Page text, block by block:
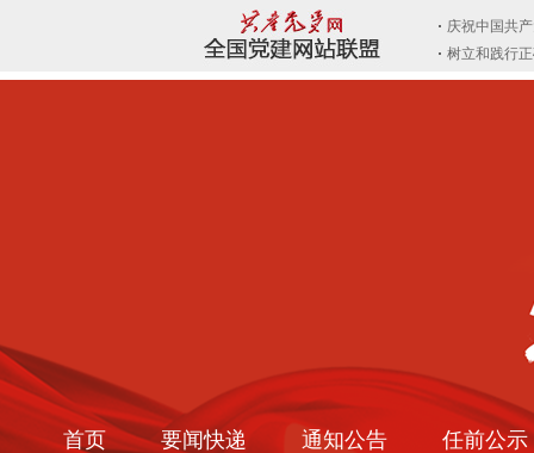
首页 要闻快递 通知公告 任前公示